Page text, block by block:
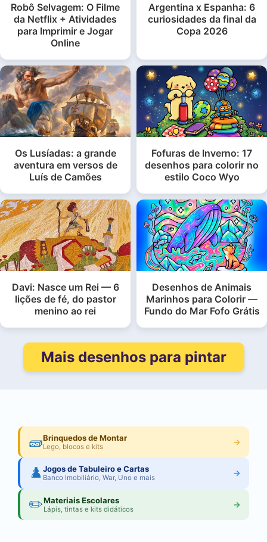
Robô Selvagem: O Filme
da Netflix + Atividades
para Imprimir e Jogar
Online
Argentina x Espanha: 6
curiosidades da final da
Copa 2026
Os Lusíadas: a grande
aventura em versos de
Luís de Camões
Fofuras de Inverno: 17
desenhos para colorir no
estilo Coco Wyo
Davi: Nasce um Rei — 6
lições de fé, do pastor
menino ao rei
Desenhos de Animais
Marinhos para Colorir —
Fundo do Mar Fofo Grátis
Mais desenhos para pintar
🧱Brinquedos de Montar
Lego, blocos e kits →
♟️Jogos de Tabuleiro e Cartas
Banco Imobiliário, War, Uno e mais →
✏️Materiais Escolares
Lápis, tintas e kits didáticos →